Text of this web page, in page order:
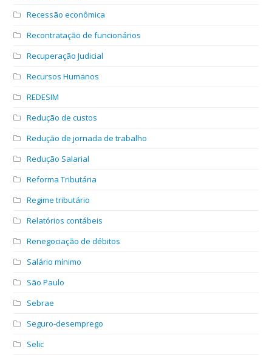
Recessão econômica
Recontratação de funcionários
Recuperação Judicial
Recursos Humanos
REDESIM
Redução de custos
Redução de jornada de trabalho
Redução Salarial
Reforma Tributária
Regime tributário
Relatórios contábeis
Renegociação de débitos
Salário mínimo
São Paulo
Sebrae
Seguro-desemprego
Selic